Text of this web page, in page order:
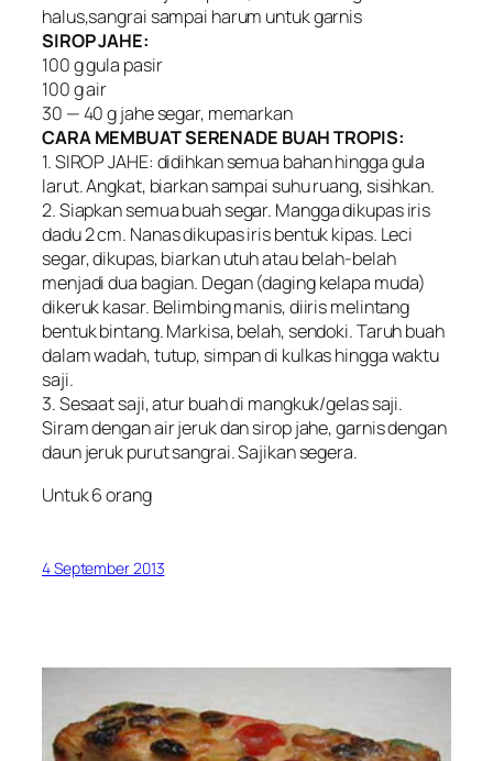
halus,sangrai sampai harum untuk garnis
SIROP JAHE:
100 g gula pasir
100 g air
30 — 40 g jahe segar, memarkan
CARA MEMBUAT SERENADE BUAH TROPIS:
1. SIROP JAHE: didihkan semua bahan hingga gula
larut. Angkat, biarkan sampai suhu ruang, sisihkan.
2. Siapkan semua buah segar. Mangga dikupas iris
dadu 2 cm. Nanas dikupas iris bentuk kipas. Leci
segar, dikupas, biarkan utuh atau belah-belah
menjadi dua bagian. Degan (daging kelapa muda)
dikeruk kasar. Belimbing manis, diiris melintang
bentuk bintang. Markisa, belah, sendoki. Taruh buah
dalam wadah, tutup, simpan di kulkas hingga waktu
saji.
3. Sesaat saji, atur buah di mangkuk/gelas saji.
Siram dengan air jeruk dan sirop jahe, garnis dengan
daun jeruk purut sangrai. Sajikan segera.
Untuk 6 orang
4 September 2013